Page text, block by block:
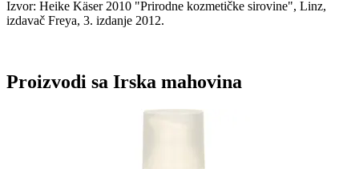
Izvor: Heike Käser 2010 "Prirodne kozmetičke sirovine", Linz,
izdavač Freya, 3. izdanje 2012.
Proizvodi sa Irska mahovina